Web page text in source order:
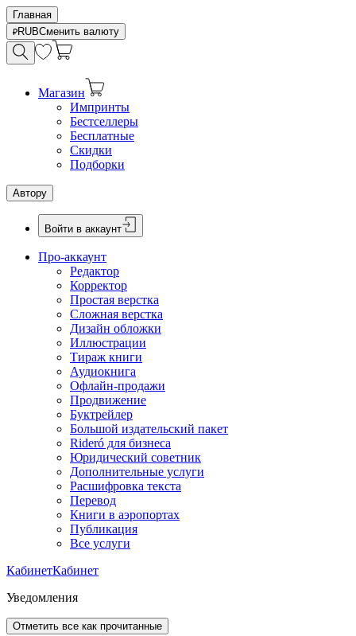
Главная
RUBСменить валюту
Магазин
Импринты
Бестселлеры
Бесплатные
Скидки
Подборки
Автору
Войти в аккаунт
Про-аккаунт
Редактор
Корректор
Простая верстка
Сложная верстка
Дизайн обложки
Иллюстрации
Тираж книги
Аудиокнига
Офлайн-продажи
Продвижение
Буктрейлер
Большой издательский пакет
Rideró для бизнеса
Юридический советник
Дополнительные услуги
Расшифровка текста
Перевод
Книги в аэропортах
Публикация
Все услуги
КабинетКабинет
Уведомления
Отметить все как прочитанные